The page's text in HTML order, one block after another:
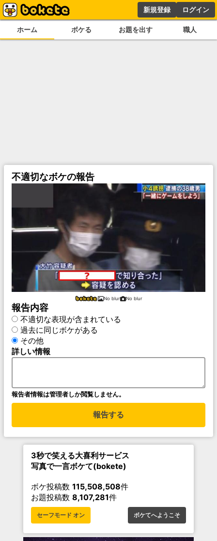
新規登録 ログイン
ホーム ボケる お題を出す 職人
不適切なボケの報告
No blur No blur
報告内容
不適切な表現が含まれている
過去に同じボケがある
その他
詳しい情報
報告者情報は管理者しか閲覧しません。
報告する
3秒で笑える大喜利サービス
写真で一言ボケて(bokete)
ボケ投稿数 115,508,508件
お題投稿数 8,107,281件
セーフモード オン ボケてへようこそ